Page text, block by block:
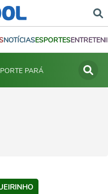
NOTÍCIASESPORTES
PARÁ